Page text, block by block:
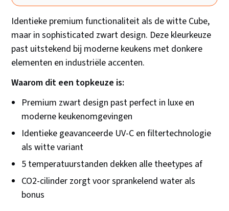
Identieke premium functionaliteit als de witte Cube,
maar in sophisticated zwart design. Deze kleurkeuze
past uitstekend bij moderne keukens met donkere
elementen en industriële accenten.
Waarom dit een topkeuze is:
Premium zwart design past perfect in luxe en
moderne keukenomgevingen
Identieke geavanceerde UV-C en filtertechnologie
als witte variant
5 temperatuurstanden dekken alle theetypes af
CO2-cilinder zorgt voor sprankelend water als
bonus